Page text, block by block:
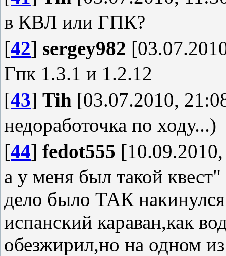
в КВЛ или ГПК?
[42] sergey982
Гпк 1.3.1 и 1.2.12
[43] Tih [03.07.2010,
недоработочка по ходу...)
[44] fedot555
а у меня был такой
дело было ТАК
испанский караван,как
обезжирил,но на одном